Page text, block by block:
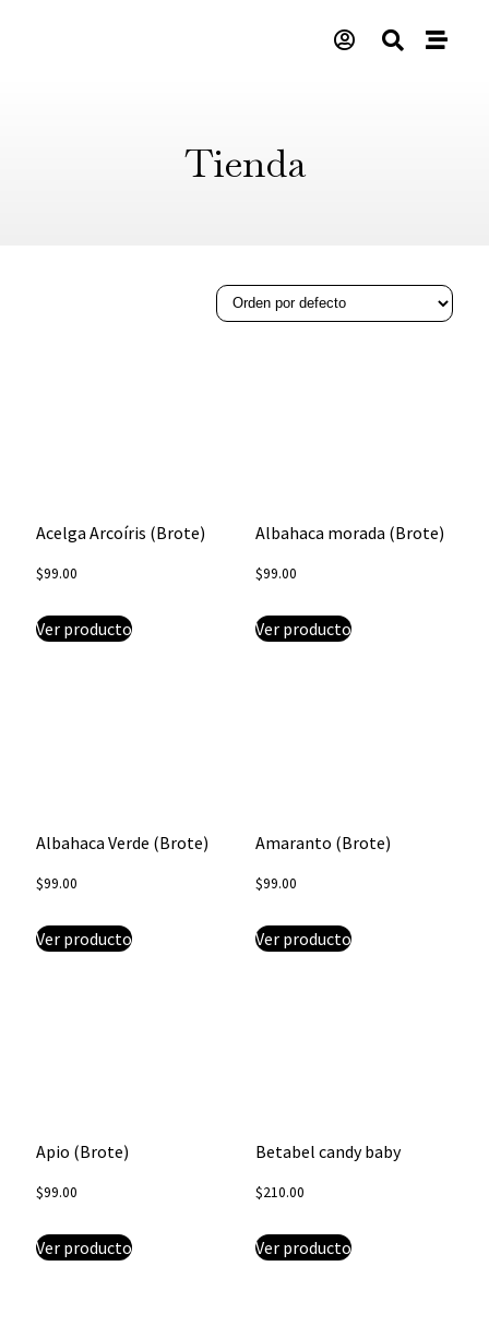
Tienda
Acelga Arcoíris (Brote)
$99.00
Ver producto
Albahaca morada (Brote)
$99.00
Ver producto
Albahaca Verde (Brote)
$99.00
Ver producto
Amaranto (Brote)
$99.00
Ver producto
Apio (Brote)
$99.00
Ver producto
Betabel candy baby
$210.00
Ver producto